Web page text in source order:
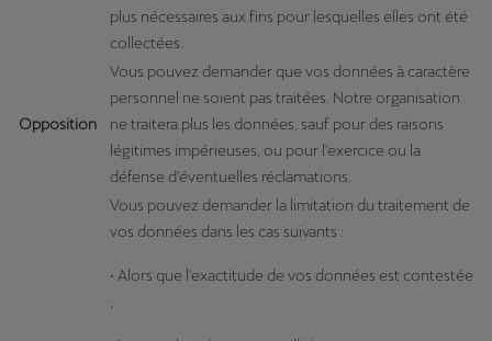
plus nécessaires aux fins pour lesquelles elles ont été
collectées.
Opposition
Vous pouvez demander que vos données à caractère
personnel ne soient pas traitées. Notre organisation
ne traitera plus les données, sauf pour des raisons
légitimes impérieuses, ou pour l'exercice ou la
défense d'éventuelles réclamations.
Vous pouvez demander la limitation du traitement de
vos données dans les cas suivants :
• Alors que l'exactitude de vos données est contestée
;